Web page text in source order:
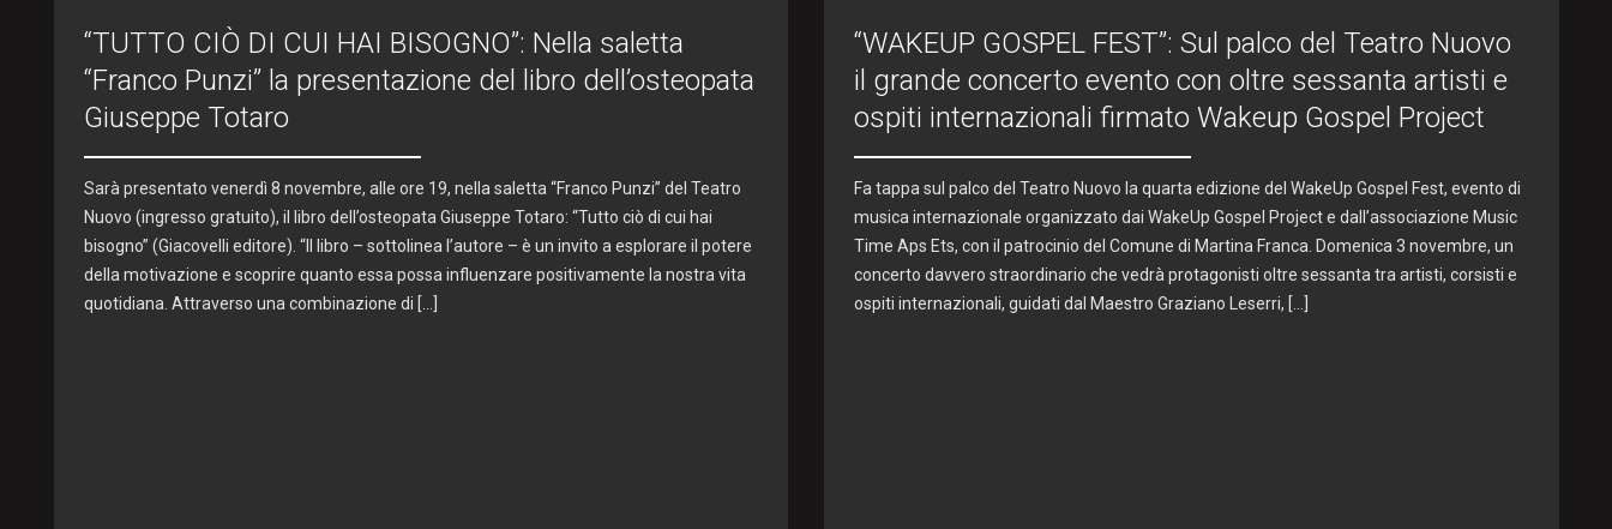
“TUTTO CIÒ DI CUI HAI BISOGNO”: Nella saletta
“Franco Punzi” la presentazione del libro dell’osteopata
Giuseppe Totaro
Sarà presentato venerdì 8 novembre, alle ore 19, nella saletta “Franco Punzi” del Teatro
Nuovo (ingresso gratuito), il libro dell’osteopata Giuseppe Totaro: “Tutto ciò di cui hai
bisogno” (Giacovelli editore). “Il libro – sottolinea l’autore – è un invito a esplorare il potere
della motivazione e scoprire quanto essa possa influenzare positivamente la nostra vita
quotidiana. Attraverso una combinazione di […]
“WAKEUP GOSPEL FEST”: Sul palco del Teatro Nuovo
il grande concerto evento con oltre sessanta artisti e
ospiti internazionali firmato Wakeup Gospel Project
Fa tappa sul palco del Teatro Nuovo la quarta edizione del WakeUp Gospel Fest, evento di
musica internazionale organizzato dai WakeUp Gospel Project e dall’associazione Music
Time Aps Ets, con il patrocinio del Comune di Martina Franca. Domenica 3 novembre, un
concerto davvero straordinario che vedrà protagonisti oltre sessanta tra artisti, corsisti e
ospiti internazionali, guidati dal Maestro Graziano Leserri, […]